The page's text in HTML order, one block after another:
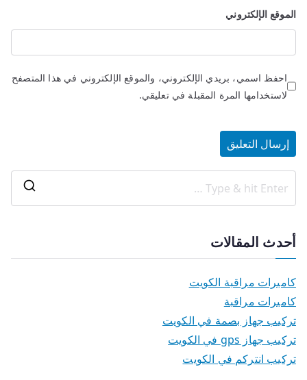
الموقع الإلكتروني
احفظ اسمي، بريدي الإلكتروني، والموقع الإلكتروني في هذا المتصفح
لاستخدامها المرة المقبلة في تعليقي.
أحدث المقالات
كاميرات مراقبة الكويت
كاميرات مراقبة
تركيب جهاز بصمة في الكويت
تركيب جهاز gps في الكويت
تركيب انتركم في الكويت